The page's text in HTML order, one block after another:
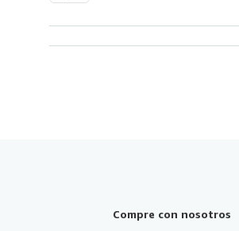
Compre con nosotros